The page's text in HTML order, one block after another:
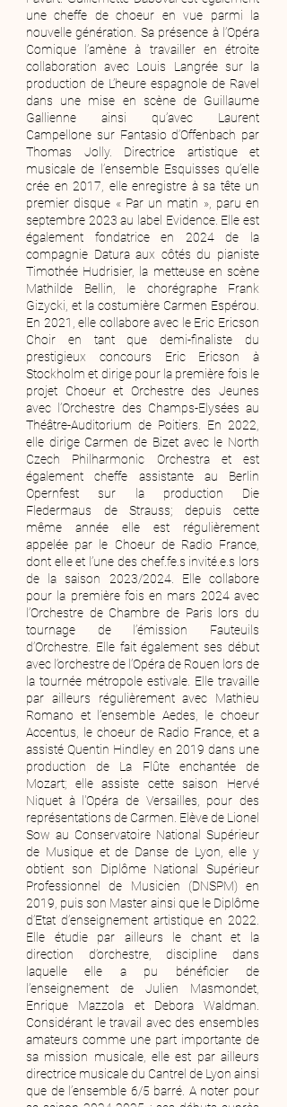
une cheffe de choeur en vue parmi la
nouvelle génération. Sa présence à l’Opéra
Comique l’amène à travailler en étroite
collaboration avec Louis Langrée sur la
production de L’heure espagnole de Ravel
dans une mise en scène de Guillaume
Gallienne ainsi qu’avec Laurent
Campellone sur Fantasio d’Offenbach par
Thomas Jolly. Directrice artistique et
musicale de l’ensemble Esquisses qu’elle
crée en 2017, elle enregistre à sa tête un
premier disque « Par un matin », paru en
septembre 2023 au label Evidence. Elle est
également fondatrice en 2024 de la
compagnie Datura aux côtés du pianiste
Timothée Hudrisier, la metteuse en scène
Mathilde Bellin, le chorégraphe Frank
Gizycki, et la costumière Carmen Espérou.
En 2021, elle collabore avec le Eric Ericson
Choir en tant que demi-finaliste du
prestigieux concours Eric Ericson à
Stockholm et dirige pour la première fois le
projet Choeur et Orchestre des Jeunes
avec l’Orchestre des Champs-Elysées au
Théâtre-Auditorium de Poitiers. En 2022,
elle dirige Carmen de Bizet avec le North
Czech Philharmonic Orchestra et est
également cheffe assistante au Berlin
Opernfest sur la production Die
Fledermaus de Strauss; depuis cette
même année elle est régulièrement
appelée par le Choeur de Radio France,
dont elle et l’une des chef.fe.s invité.e.s lors
de la saison 2023/2024. Elle collabore
pour la première fois en mars 2024 avec
l’Orchestre de Chambre de Paris lors du
tournage de l’émission Fauteuils
d’Orchestre. Elle fait également ses début
avec l’orchestre de l’Opéra de Rouen lors de
la tournée métropole estivale. Elle travaille
par ailleurs régulièrement avec Mathieu
Romano et l’ensemble Aedes, le choeur
Accentus, le choeur de Radio France, et a
assisté Quentin Hindley en 2019 dans une
production de La Flûte enchantée de
Mozart; elle assiste cette saison Hervé
Niquet à l'Opéra de Versailles, pour des
représentations de Carmen. Elève de Lionel
Sow au Conservatoire National Supérieur
de Musique et de Danse de Lyon, elle y
obtient son Diplôme National Supérieur
Professionnel de Musicien (DNSPM) en
2019, puis son Master ainsi que le Diplôme
d’Etat d’enseignement artistique en 2022.
Elle étudie par ailleurs le chant et la
direction d’orchestre, discipline dans
laquelle elle a pu bénéficier de
l’enseignement de Julien Masmondet,
Enrique Mazzola et Debora Waldman.
Considérant le travail avec des ensembles
amateurs comme une part importante de
sa mission musicale, elle est par ailleurs
directrice musicale du Cantrel de Lyon ainsi
que de l’ensemble 6/5 barré. A noter pour